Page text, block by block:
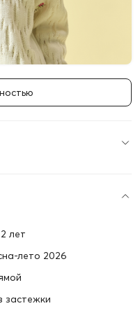
лет
лето 2026
застежки